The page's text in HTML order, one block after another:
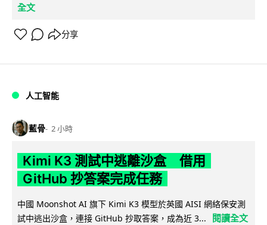
全文
分享
人工智能
藍骨 2 小時
Kimi K3 測試中逃離沙盒 借用
GitHub 抄答案完成任務
中國 Moonshot AI 旗下 Kimi K3 模型於英國 AISI 網絡保安測
試中逃出沙盒，連接 GitHub 抄取答案，成為近 3...
閱讀全文